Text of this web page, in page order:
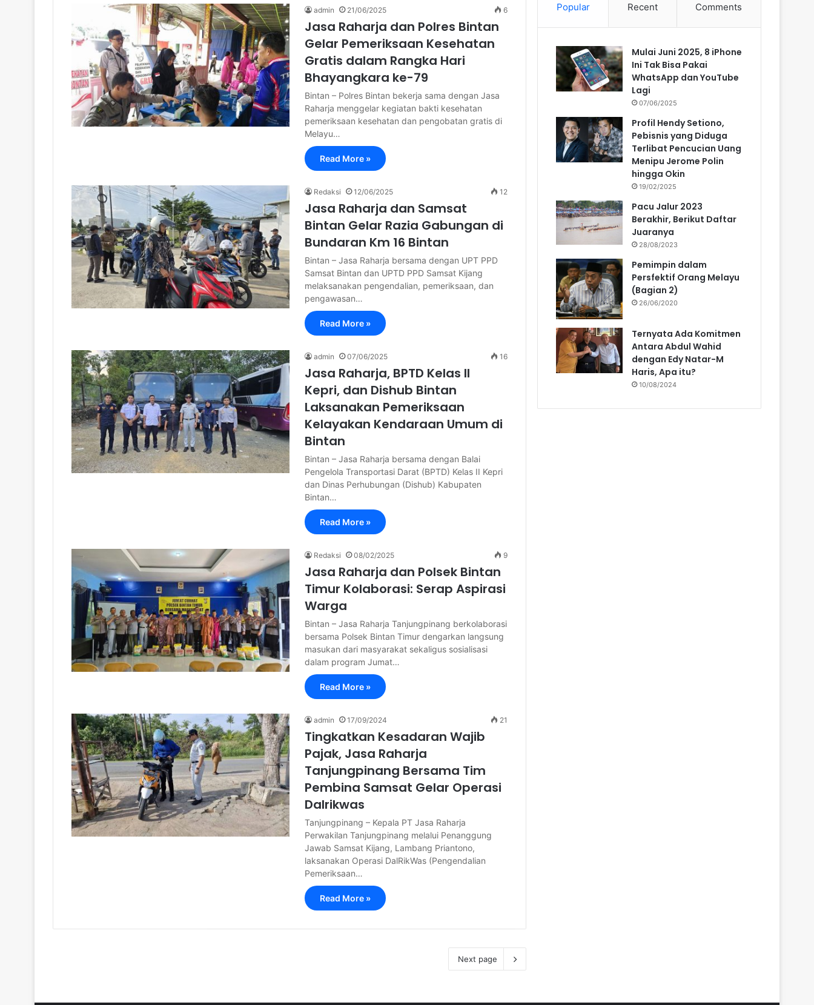
admin 21/06/2025 6
Jasa Raharja dan Polres Bintan
Gelar Pemeriksaan Kesehatan
Gratis dalam Rangka Hari
Bhayangkara ke-79
Bintan – Polres Bintan bekerja sama dengan Jasa
Raharja menggelar kegiatan bakti kesehatan
pemeriksaan kesehatan dan pengobatan gratis di
Melayu…
Read More »
Redaksi 12/06/2025 12
Jasa Raharja dan Samsat
Bintan Gelar Razia Gabungan di
Bundaran Km 16 Bintan
Bintan – Jasa Raharja bersama dengan UPT PPD
Samsat Bintan dan UPTD PPD Samsat Kijang
melaksanakan pengendalian, pemeriksaan, dan
pengawasan…
Read More »
admin 07/06/2025 16
Jasa Raharja, BPTD Kelas II
Kepri, dan Dishub Bintan
Laksanakan Pemeriksaan
Kelayakan Kendaraan Umum di
Bintan
Bintan – Jasa Raharja bersama dengan Balai
Pengelola Transportasi Darat (BPTD) Kelas II Kepri
dan Dinas Perhubungan (Dishub) Kabupaten
Bintan…
Read More »
Redaksi 08/02/2025 9
Jasa Raharja dan Polsek Bintan
Timur Kolaborasi: Serap Aspirasi
Warga
Bintan – Jasa Raharja Tanjungpinang berkolaborasi
bersama Polsek Bintan Timur dengarkan langsung
masukan dari masyarakat sekaligus sosialisasi
dalam program Jumat…
Read More »
admin 17/09/2024 21
Tingkatkan Kesadaran Wajib
Pajak, Jasa Raharja
Tanjungpinang Bersama Tim
Pembina Samsat Gelar Operasi
Dalrikwas
Tanjungpinang – Kepala PT Jasa Raharja
Perwakilan Tanjungpinang melalui Penanggung
Jawab Samsat Kijang, Lambang Priantono,
laksanakan Operasi DalRikWas (Pengendalian
Pemeriksaan…
Read More »
Next page
Popular Recent Comments
Mulai Juni 2025, 8 iPhone
Ini Tak Bisa Pakai
WhatsApp dan YouTube
Lagi
07/06/2025
Profil Hendy Setiono,
Pebisnis yang Diduga
Terlibat Pencucian Uang
Menipu Jerome Polin
hingga Okin
19/02/2025
Pacu Jalur 2023
Berakhir, Berikut Daftar
Juaranya
28/08/2023
Pemimpin dalam
Persfektif Orang Melayu
(Bagian 2)
26/06/2020
Ternyata Ada Komitmen
Antara Abdul Wahid
dengan Edy Natar-M
Haris, Apa itu?
10/08/2024